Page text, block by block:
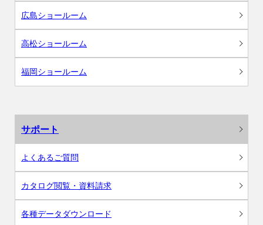
広島ショールーム
高松ショールーム
福岡ショールーム
サポート
よくあるご質問
カタログ閲覧・資料請求
各種データダウンロード